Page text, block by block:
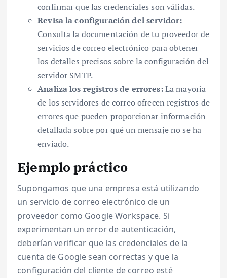
confirmar que las credenciales son válidas.
Revisa la configuración del servidor:
Consulta la documentación de tu proveedor de
servicios de correo electrónico para obtener
los detalles precisos sobre la configuración del
servidor SMTP.
Analiza los registros de errores:La mayoría
de los servidores de correo ofrecen registros de
errores que pueden proporcionar información
detallada sobre por qué un mensaje no se ha
enviado.
Ejemplo práctico
Supongamos que una empresa está utilizando
un servicio de correo electrónico de un
proveedor como Google Workspace. Si
experimentan un error de autenticación,
deberían verificar que las credenciales de la
cuenta de Google sean correctas y que la
configuración del cliente de correo esté